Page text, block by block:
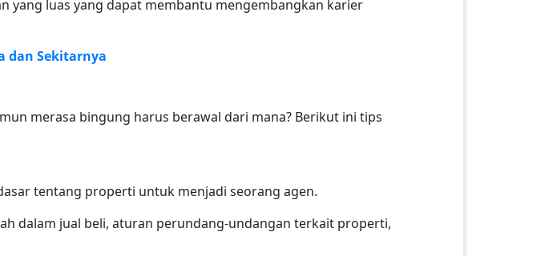
yang luas yang dapat membantu mengembangkan karier
dan Sekitarnya
merasa bingung harus berawal dari mana? Berikut ini tips
tentang properti untuk menjadi seorang agen.
dalam jual beli, aturan perundang-undangan terkait properti,